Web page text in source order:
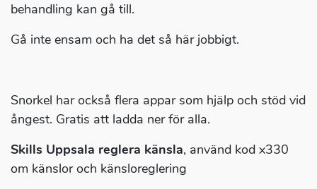
behandling kan gå till.
Gå inte ensam och ha det så här jobbigt.
Snorkel har också flera appar som hjälp och stöd vid
ångest. Gratis att ladda ner för alla.
Skills Uppsala reglera känsla, använd kod x330
om känslor och känsloreglering